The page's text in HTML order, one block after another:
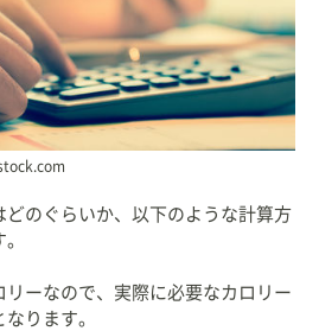
のぐらいか、以下のような計算方
リーなので、実際に必要なカロリー
ります。